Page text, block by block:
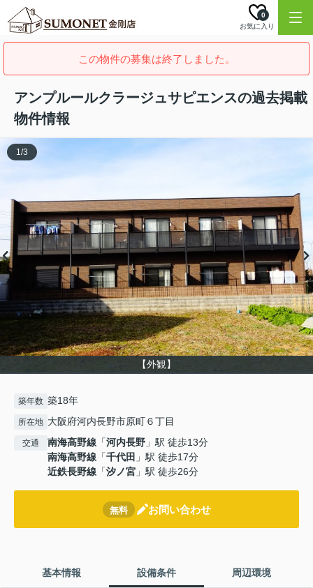
お気に入り
0
この物件の募集は終了しました。
アンプルールクラージュサピエンスの過去掲載
物件情報
【外観】
1/3
築年数 築18年
所在地 大阪府河内長野市原町６丁目
交通 南海高野線 「河内長野 」駅 徒歩13分
南海高野線 「千代田 」駅 徒歩17分
近鉄長野線 「汐ノ宮 」駅 徒歩26分
無料 お問い合わせ
基本情報 設備条件 周辺環境